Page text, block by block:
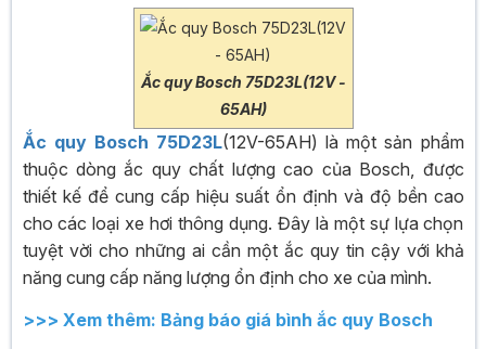
Ắc quy Bosch 75D23L(12V -
65AH)
Ắc quy Bosch 75D23L(12V-65AH) là một sản phẩm
thuộc dòng ắc quy chất lượng cao của Bosch, được
thiết kế để cung cấp hiệu suất ổn định và độ bền cao
cho các loại xe hơi thông dụng. Đây là một sự lựa chọn
tuyệt vời cho những ai cần một ắc quy tin cậy với khả
năng cung cấp năng lượng ổn định cho xe của mình.
>>> Xem thêm: Bảng báo giá bình ắc quy Bosch